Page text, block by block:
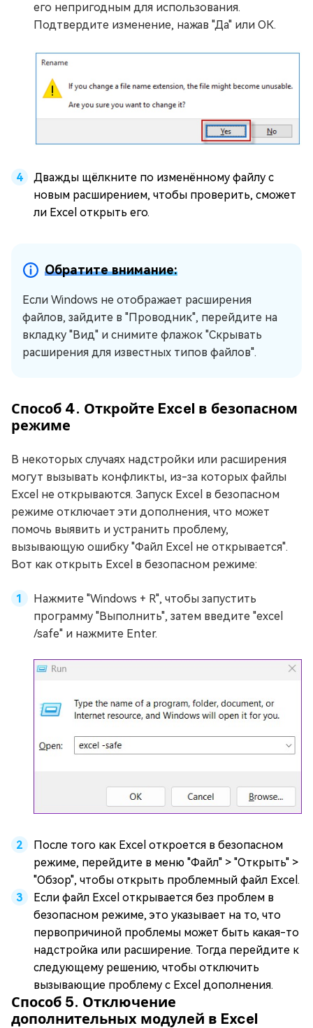
его непригодным для использования.
Подтвердите изменение, нажав "Да" или ОК.
Дважды щёлкните по изменённому файлу с
новым расширением, чтобы проверить, сможет
ли Excel открыть его.
Обратите внимание:
Если Windows не отображает расширения
файлов, зайдите в "Проводник", перейдите на
вкладку "Вид" и снимите флажок "Скрывать
расширения для известных типов файлов".
Способ 4. Откройте Excel в безопасном
режиме
В некоторых случаях надстройки или расширения
могут вызывать конфликты, из-за которых файлы
Excel не открываются. Запуск Excel в безопасном
режиме отключает эти дополнения, что может
помочь выявить и устранить проблему,
вызывающую ошибку "Файл Excel не открывается".
Вот как открыть Excel в безопасном режиме:
Нажмите "Windows + R", чтобы запустить
программу "Выполнить", затем введите "excel
/safe" и нажмите Enter.
После того как Excel откроется в безопасном
режиме, перейдите в меню "Файл" > "Открыть" >
"Обзор", чтобы открыть проблемный файл Excel.
Если файл Excel открывается без проблем в
безопасном режиме, это указывает на то, что
первопричиной проблемы может быть какая-то
надстройка или расширение. Тогда перейдите к
следующему решению, чтобы отключить
вызывающие проблему с Excel дополнения.
Способ 5. Отключение
дополнительных модулей в Excel